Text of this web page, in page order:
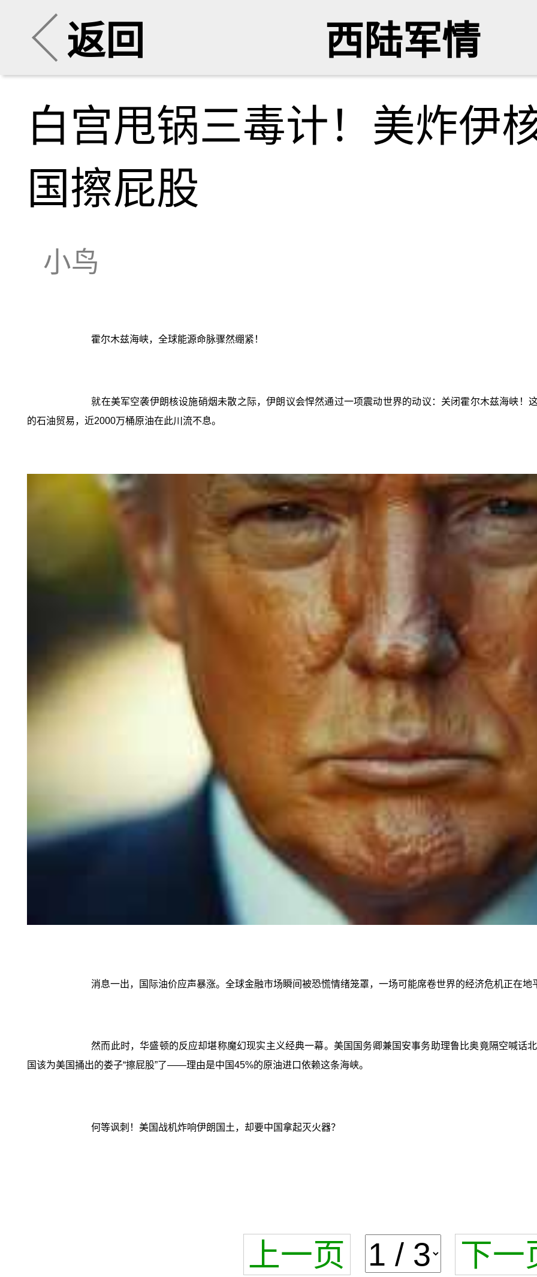
返回 西陆军情
白宫甩锅三毒计！美炸伊
国擦屁股
小鸟
霍尔木兹海峡，全球能源命脉骤然绷紧！
就在美军空袭伊朗核设施硝烟未散之际，伊朗议会悍然通过一项震动世界的动议：关闭霍尔木兹海峡！
的石油贸易，近2000万桶原油在此川流不息。
消息一出，国际油价应声暴涨。全球金融市场瞬间被恐慌情绪笼罩，一场可能席卷世界的经济危机正在地
然而此时，华盛顿的反应却堪称魔幻现实主义经典一幕。美国国务卿兼国安事务助理鲁比奥竟隔空喊话
国该为美国捅出的娄子“擦屁股”了——理由是中国45%的原油进口依赖这条海峡。
何等讽刺！美国战机炸响伊朗国土，却要中国拿起灭火器？
上一页 下一